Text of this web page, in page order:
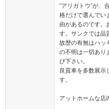
”アリガトウ”が、
格だけで選んでい
由があるのです。
す。サンクでは品
故歴の有無はハッ
の不明は一切あり
び下さい。
良質車を多数展示
す。
アットホームな店